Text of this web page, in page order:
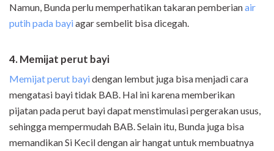
Namun, Bunda perlu memperhatikan takaran pemberianair
putih pada bayiagar sembelit bisa dicegah.
4. Memijat perut bayi
Memijat perut bayidengan lembut juga bisa menjadi cara
mengatasi bayi tidak BAB. Hal ini karena memberikan
pijatan pada perut bayi dapat menstimulasi pergerakan usus,
sehingga mempermudah BAB. Selain itu, Bunda juga bisa
memandikan Si Kecil dengan air hangat untuk membuatnya